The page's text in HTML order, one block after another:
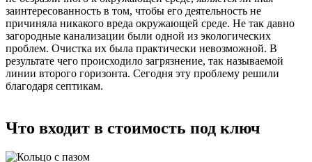
заинтересованность в том, чтобы его деятельность не
причиняла никакого вреда окружающей среде. Не так давно
загородные канализации были одной из экологических
проблем. Очистка их была практически невозможной. В
результате чего происходило загрязнение, так называемой
линии второго горизонта. Сегодня эту проблему решили
благодаря септикам.
Что входит в стоимость под ключ